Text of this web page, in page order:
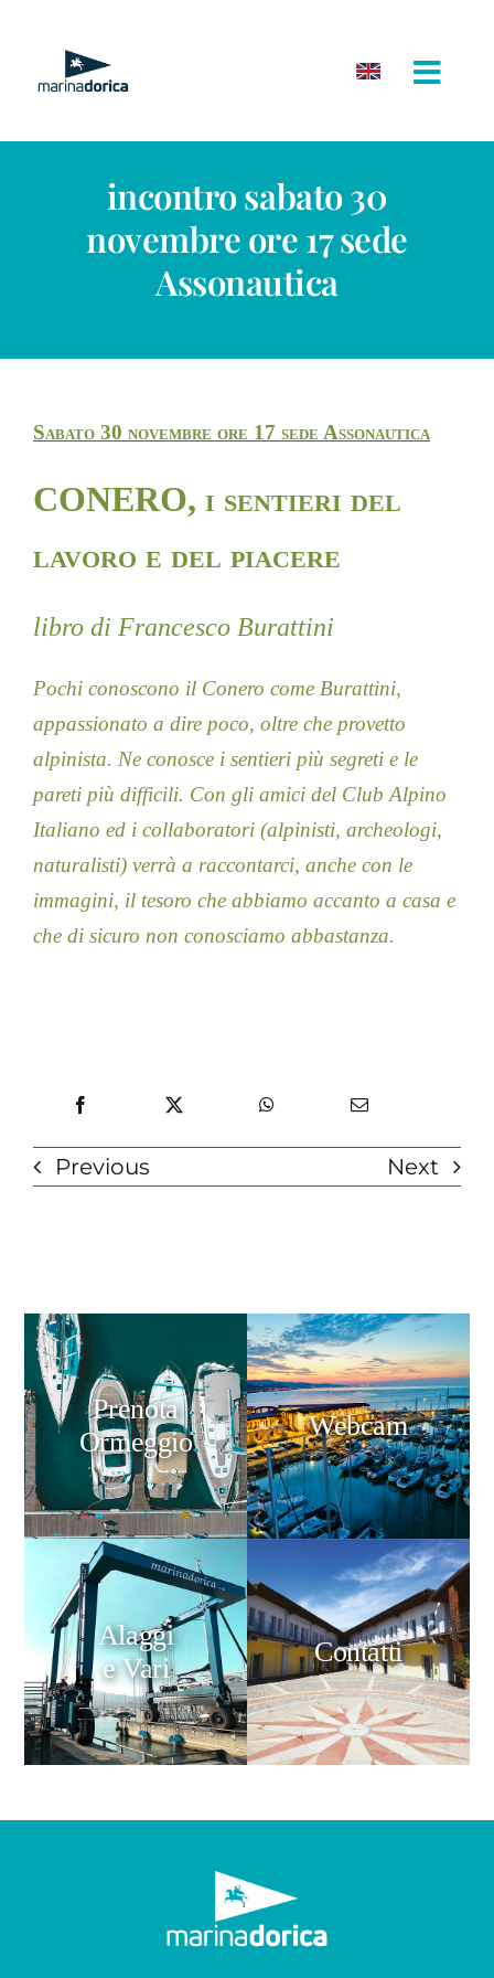
contenuto
incontro sabato 30
novembre ore 17 sede
Assonautica
Sabato 30 novembre ore 17 sede Assonautica
CONERO, i sentieri del
lavoro e del piacere
libro di Francesco Burattini
Pochi conoscono il Conero come Burattini,
appassionato a dire poco, oltre che provetto
alpinista. Ne conosce i sentieri più segreti e le
pareti più difficili. Con gli amici del Club Alpino
Italiano ed i collaboratori (alpinisti, archeologi,
naturalisti) verrà a raccontarci, anche con le
immagini, il tesoro che abbiamo accanto a casa e
che di sicuro non conosciamo abbastanza.
Previous Next
Prenota
Ormeggio
Webcam
Alaggi
e Vari
Contatti